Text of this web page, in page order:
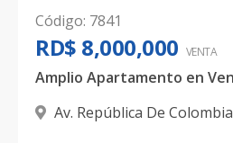
Código: 7841
RD$ 8,000,000 VENTA
Av. República De Colombia